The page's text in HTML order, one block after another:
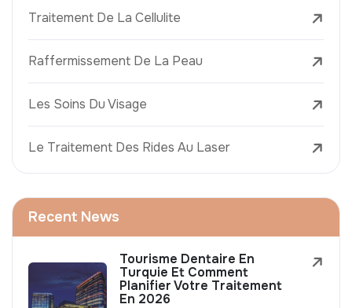
Traitement De La Cellulite
Raffermissement De La Peau
Les Soins Du Visage
Le Traitement Des Rides Au Laser
Recent News
Tourisme Dentaire En
Turquie Et Comment
Planifier Votre Traitement
En 2026